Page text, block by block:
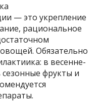
— это укрепление
рациональное
Обязательно
в весенне-
фрукты и